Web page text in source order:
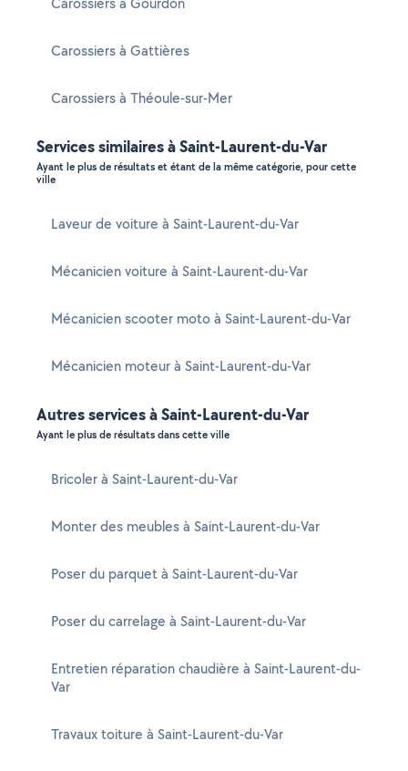
Carossiers à Gattières
Carossiers à Théoule-sur-Mer
Services similaires à Saint-Laurent-du-Var
Ayant le plus de résultats et étant de la même catégorie, pour cette
ville
Laveur de voiture à Saint-Laurent-du-Var
Mécanicien voiture à Saint-Laurent-du-Var
Mécanicien scooter moto à Saint-Laurent-du-Var
Mécanicien moteur à Saint-Laurent-du-Var
Autres services à Saint-Laurent-du-Var
Ayant le plus de résultats dans cette ville
Bricoler à Saint-Laurent-du-Var
Monter des meubles à Saint-Laurent-du-Var
Poser du parquet à Saint-Laurent-du-Var
Poser du carrelage à Saint-Laurent-du-Var
Entretien réparation chaudière à Saint-Laurent-du-
Var
Travaux toiture à Saint-Laurent-du-Var